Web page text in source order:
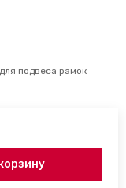
подвеса рамок